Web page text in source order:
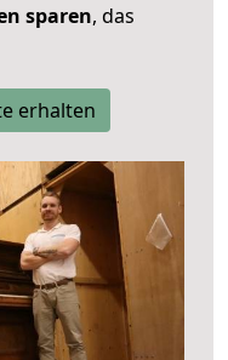
sparen, das
erhalten